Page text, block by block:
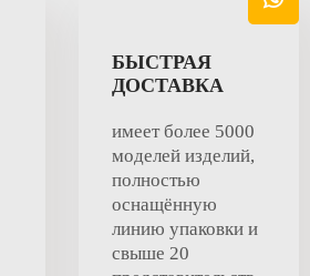
БЫСТРАЯ
ДОСТАВКА
имеет более 5000
моделей изделий,
полностью
оснащённую
линию упаковки и
свыше 20